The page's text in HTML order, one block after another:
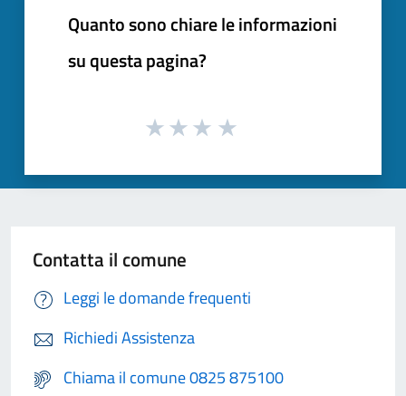
Quanto sono chiare le informazioni
su questa pagina?
Contatta il comune
Leggi le domande frequenti
Richiedi Assistenza
Chiama il comune 0825 875100